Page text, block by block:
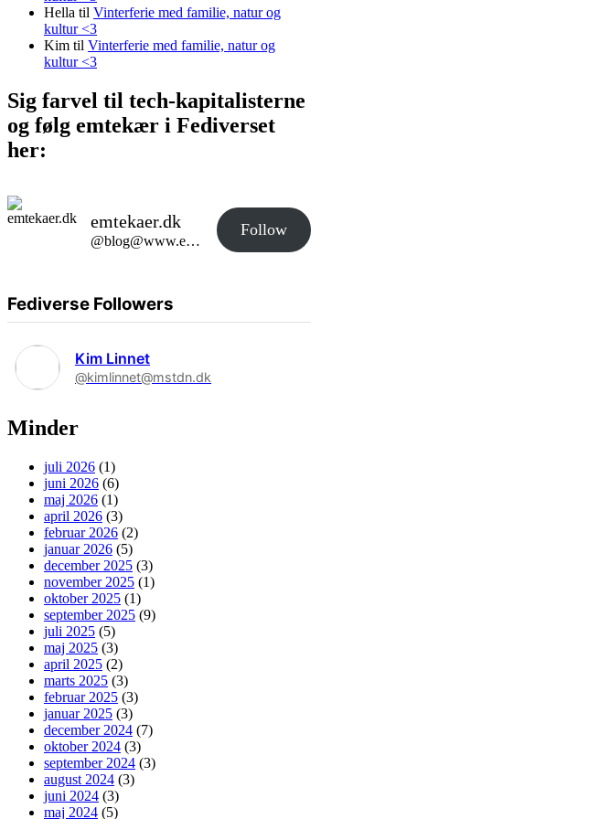
Hella til Vinterferie med familie, natur og
kultur <3
Kim til Vinterferie med familie, natur og
kultur <3
Sig farvel til tech-kapitalisterne
og følg emtekær i Fediverset
her:
emtekaer.dk
@blog@www.emtekaer.dk
Follow
Fediverse Followers
Kim Linnet
@kimlinnet@mstdn.dk
Minder
juli 2026 (1)
juni 2026 (6)
maj 2026 (1)
april 2026 (3)
februar 2026 (2)
januar 2026 (5)
december 2025 (3)
november 2025 (1)
oktober 2025 (1)
september 2025 (9)
juli 2025 (5)
maj 2025 (3)
april 2025 (2)
marts 2025 (3)
februar 2025 (3)
januar 2025 (3)
december 2024 (7)
oktober 2024 (3)
september 2024 (3)
august 2024 (3)
juni 2024 (3)
maj 2024 (5)